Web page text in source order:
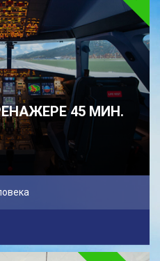
45 МИН.